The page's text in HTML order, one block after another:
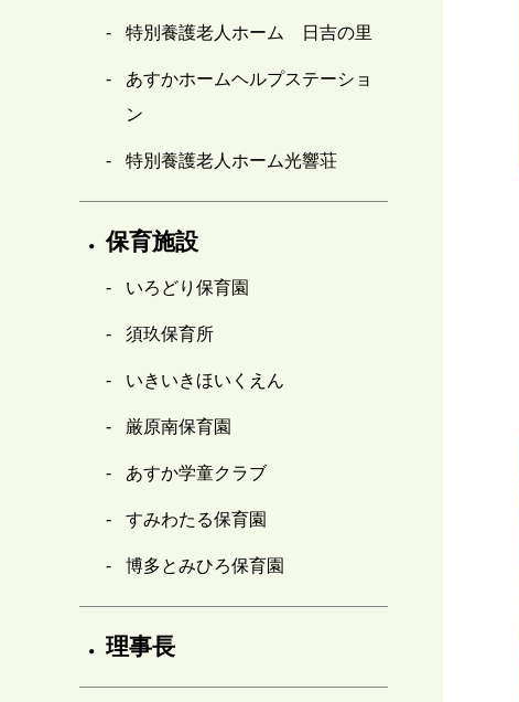
特別養護老人ホーム 日吉の里
あすかホームヘルプステーショ
ン
特別養護老人ホーム光響荘
保育施設
いろどり保育園
須玖保育所
いきいきほいくえん
厳原南保育園
あすか学童クラブ
すみわたる保育園
博多とみひろ保育園
理事長